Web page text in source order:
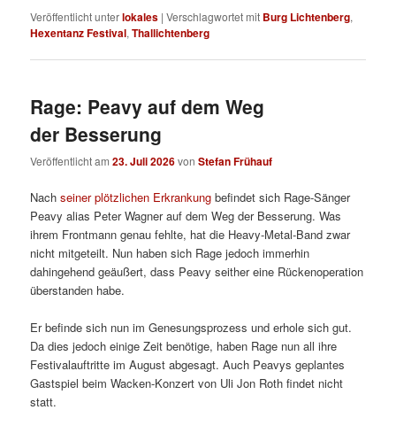
Veröffentlicht unterlokales |Verschlagwortet mit Burg Lichtenberg,
Hexentanz Festival,Thallichtenberg
Rage: Peavy auf dem Weg
der Besserung
Veröffentlicht am23. Juli 2026vonStefan Frühauf
Nachseiner plötzlichen Erkrankung befindet sich Rage-Sänger
Peavy alias Peter Wagner auf dem Weg der Besserung. Was
ihrem Frontmann genau fehlte, hat die Heavy-Metal-Band zwar
nicht mitgeteilt. Nun haben sich Rage jedoch immerhin
dahingehend geäußert, dass Peavy seither eine Rückenoperation
überstanden habe.
Er befinde sich nun im Genesungsprozess und erhole sich gut.
Da dies jedoch einige Zeit benötige, haben Rage nun all ihre
Festivalauftritte im August abgesagt. Auch Peavys geplantes
Gastspiel beim Wacken-Konzert von Uli Jon Roth findet nicht
statt.